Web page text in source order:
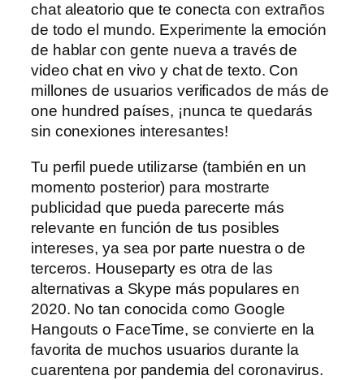
chat aleatorio que te conecta con extraños
de todo el mundo. Experimente la emoción
de hablar con gente nueva a través de
video chat en vivo y chat de texto. Con
millones de usuarios verificados de más de
one hundred países, ¡nunca te quedarás
sin conexiones interesantes!
Tu perfil puede utilizarse (también en un
momento posterior) para mostrarte
publicidad que pueda parecerte más
relevante en función de tus posibles
intereses, ya sea por parte nuestra o de
terceros. Houseparty es otra de las
alternativas a Skype más populares en
2020. No tan conocida como Google
Hangouts o FaceTime, se convierte en la
favorita de muchos usuarios durante la
cuarentena por pandemia del coronavirus.